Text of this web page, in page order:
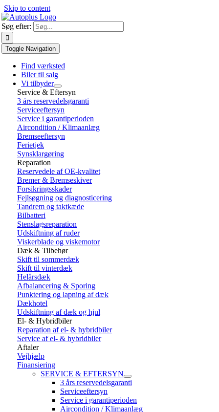
Skip to content
Søg efter:
Toggle Navigation
Find værksted
Biler til salg
Vi tilbyder
Service & Eftersyn
3 års reservedelsgaranti
Serviceeftersyn
Service i garantiperioden
Aircondition / Klimaanlæg
Bremseeftersyn
Ferietjek
Synsklargøring
Reparation
Reservedele af OE-kvalitet
Bremer & Bremseskiver
Forsikringsskader
Fejlsøgning og diagnosticering
Tandrem og taktkæde
Bilbatteri
Stenslagsreparation
Udskiftning af ruder
Viskerblade og viskemotor
Dæk & Tilbehør
Skift til sommerdæk
Skift til vinterdæk
Helårsdæk
Afbalancering & Sporing
Punktering og lapning af dæk
Dækhotel
Udskiftning af dæk og hjul
El- & Hybridbiler
Reparation af el- & hybridbiler
Service af el- & hybridbiler
Aftaler
Vejhjælp
Finansiering
SERVICE & EFTERSYN
3 års reservedelsgaranti
Serviceeftersyn
Service i garantiperioden
Aircondition / Klimaanlæg